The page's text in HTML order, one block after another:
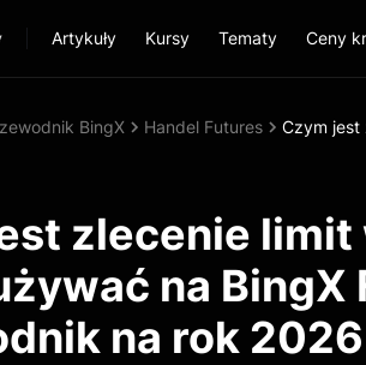
Artykuły Kursy Tematy Ceny
BingX Handel Futures Czym jest
zlecenie
na BingX
na rok 2026